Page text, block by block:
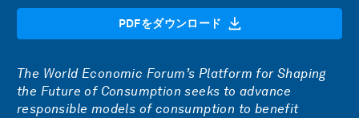
PDFをダウンロード
The World Economic Forum’s Platform for Shaping
the Future of Consumption seeks to advance
responsible models of consumption to benefit